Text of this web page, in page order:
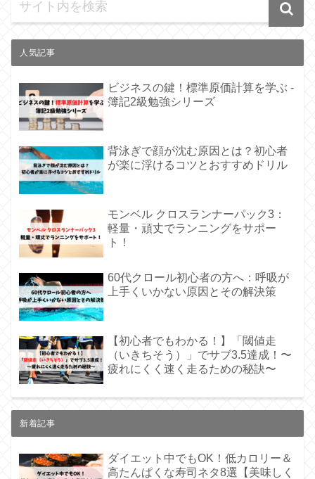
人気記事
ビジネスの鍵！標準原価計算を学ぶ -
簿記2級勉強シリーズ
背泳ぎで顔が沈む原因とは？初心者
が楽に浮けるコツとおすすめドリル
モンベル クロスランナーパック3：
軽量・頑丈でランニングをサポー
ト！
60代クロール初心者の方へ：呼吸が
上手くいかない原因とその解決策
【初心者でもわかる！】「閾値走
（いきちそう）」でサブ3.5達成！〜
疲れにくく速く走るための秘訣〜
新着記事
ダイエット中でもOK！低カロリー＆
高たんぱくな寿司ネタ8選【美味しく